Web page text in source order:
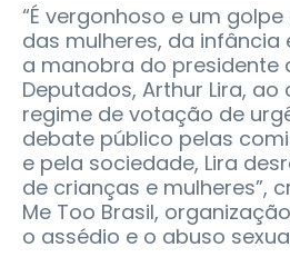
“É vergonhoso e um
das mulheres, da infância
a manobra do presidente
Deputados, Arthur Lira, ao
regime de votação de
debate público pelas
e pela sociedade, Lira
de crianças e mulheres”,
Me Too Brasil,
o assédio e o abuso